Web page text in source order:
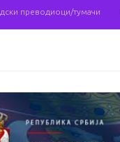
преводиоци/тумачи